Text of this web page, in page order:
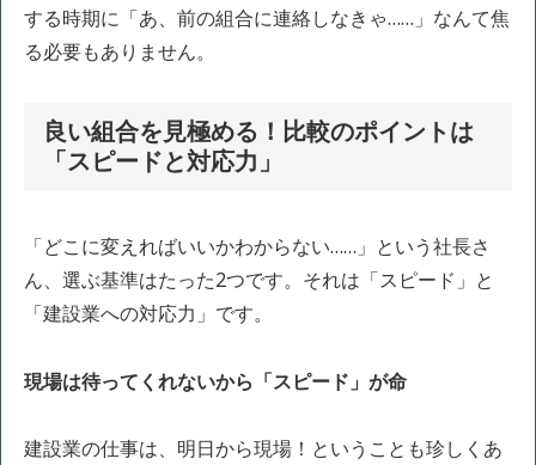
する時期に「あ、前の組合に連絡しなきゃ……」なんて焦
る必要もありません。
良い組合を見極める！比較のポイントは
「スピードと対応力」
「どこに変えればいいかわからない……」という社長さ
ん、選ぶ基準はたった2つです。それは「スピード」と
「建設業への対応力」です。
現場は待ってくれないから「スピード」が命
建設業の仕事は、明日から現場！ということも珍しくあ